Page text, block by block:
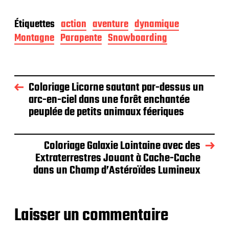
Étiquettes action aventure dynamique
Montagne Parapente Snowboarding
Coloriage Licorne sautant par-dessus un
arc-en-ciel dans une forêt enchantée
peuplée de petits animaux féeriques
Coloriage Galaxie Lointaine avec des
Extraterrestres Jouant à Cache-Cache
dans un Champ d’Astéroïdes Lumineux
Laisser un commentaire